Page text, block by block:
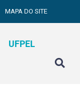
MAPA DO SITE
UFPEL